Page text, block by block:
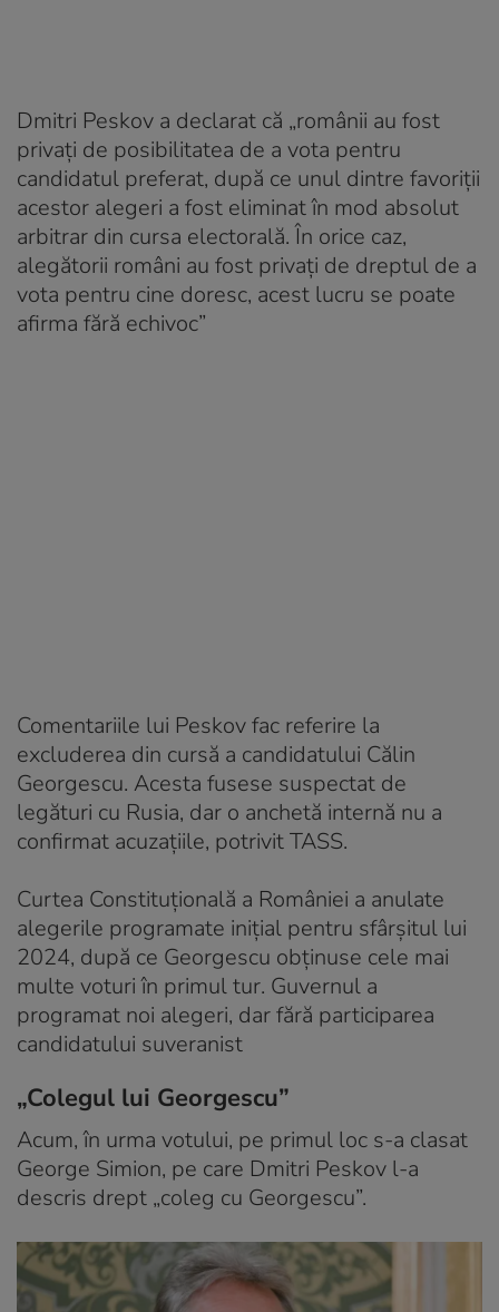
Dmitri Peskov a declarat că „românii au fost
privați de posibilitatea de a vota pentru
candidatul preferat, după ce unul dintre favoriții
acestor alegeri a fost eliminat în mod absolut
arbitrar din cursa electorală. În orice caz,
alegătorii români au fost privați de dreptul de a
vota pentru cine doresc, acest lucru se poate
afirma fără echivoc”
Comentariile lui Peskov fac referire la
excluderea din cursă a candidatului Călin
Georgescu. Acesta fusese suspectat de
legături cu Rusia, dar o anchetă internă nu a
confirmat acuzațiile, potrivit TASS.
Curtea Constituțională a României a anulate
alegerile programate inițial pentru sfârșitul lui
2024, după ce Georgescu obținuse cele mai
multe voturi în primul tur. Guvernul a
programat noi alegeri, dar fără participarea
candidatului suveranist
„Colegul lui Georgescu”
Acum, în urma votului, pe primul loc s-a clasat
George Simion, pe care Dmitri Peskov l-a
descris drept „coleg cu Georgescu”.